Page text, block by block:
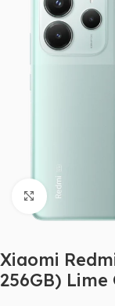
Click to
Xiaomi
256GB)